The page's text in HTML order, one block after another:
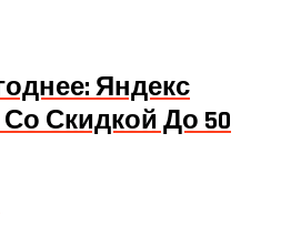
Яндекс
Скидкой До 50